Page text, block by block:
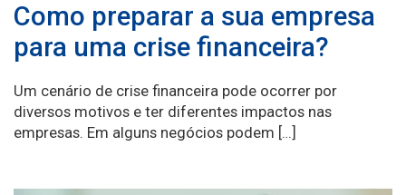
Como preparar a sua empresa
para uma crise financeira?
Um cenário de crise financeira pode ocorrer por
diversos motivos e ter diferentes impactos nas
empresas. Em alguns negócios podem […]